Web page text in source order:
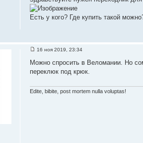
Есть у кого? Где купить такой
16 ноя 2019, 23:34
Можно спросить в Веломании. Но
переклюк под крюк.
Edite, bibite, post mortem nulla voluptas!